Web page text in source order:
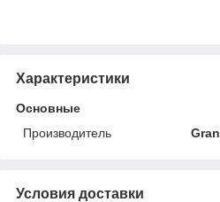
Характеристики
Основные
Производитель
Условия доставки